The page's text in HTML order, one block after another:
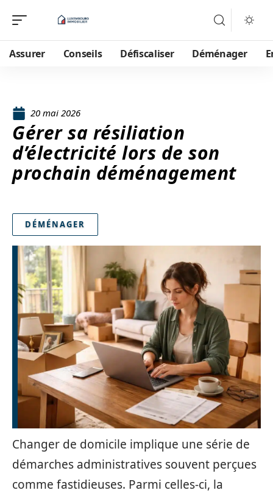
Assurer Conseils Défiscaliser Déménager
20 mai 2026
Gérer sa résiliation
d’électricité lors de son
prochain déménagement
DÉMÉNAGER
Changer de domicile implique une série de
démarches administratives souvent perçues
comme fastidieuses. Parmi celles-ci, la